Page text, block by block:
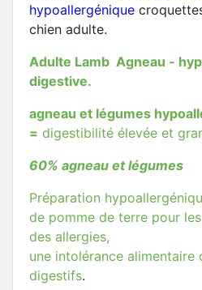
hypoallergénique
chien adulte.
Adulte Lamb Agneau -
digestive.
agneau et légumes
= digestibilité élevée et
60% agneau et légumes
Préparation
de pomme de terre pour
des allergies,
une intolérance alimentaire
digestifs.